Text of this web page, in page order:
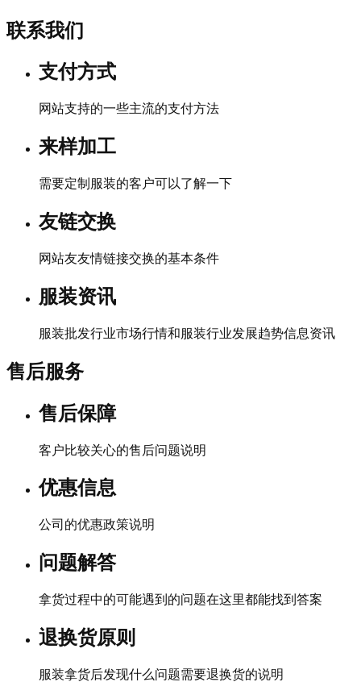
联系我们
支付方式
网站支持的一些主流的支付方法
来样加工
需要定制服装的客户可以了解一下
友链交换
网站友友情链接交换的基本条件
服装资讯
服装批发行业市场行情和服装行业发展趋势信息资讯
售后服务
售后保障
客户比较关心的售后问题说明
优惠信息
公司的优惠政策说明
问题解答
拿货过程中的可能遇到的问题在这里都能找到答案
退换货原则
服装拿货后发现什么问题需要退换货的说明